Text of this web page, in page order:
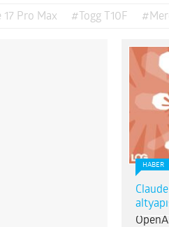
Pro Max #Togg T10F
HABER